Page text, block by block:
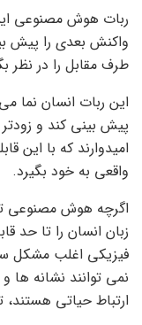
ربات هوش مصنوعی
واکنش بعدی را پیش
طرف مقابل را در نظر
این ربات انسان نما
پیش بینی کند و زودتر
امیدوارند که با این
واقعی به خود بگیرد.
اگرچه هوش مصنوعی
زبان انسان را تا حد
فیزیکی اغلب مشکل
نمی توانند نشانه ها
ارتباط حیاتی